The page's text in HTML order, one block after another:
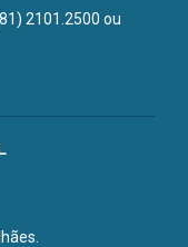
2101.2500 ou